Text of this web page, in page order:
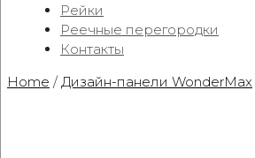
Рейки
Реечные перегородки
Контакты
Home /Дизайн-панели WonderMax